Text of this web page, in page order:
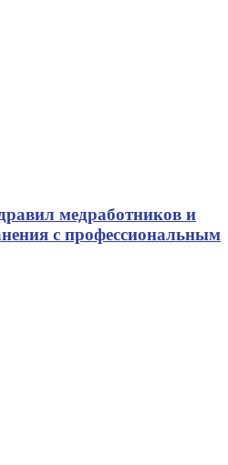
медработников и
с профессиональным